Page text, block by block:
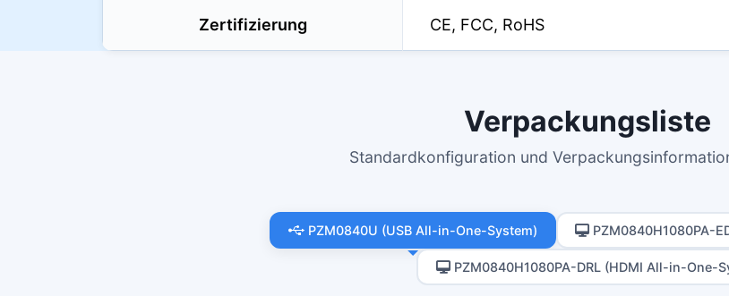
Zertifizierung CE, FCC, RoHS
Verpackungsliste
Standardkonfiguration und
PZM0840U (USB All-in-One-System) PZM0840H1080PA-
PZM0840H1080PA-DRL (HDMI All-in-One-